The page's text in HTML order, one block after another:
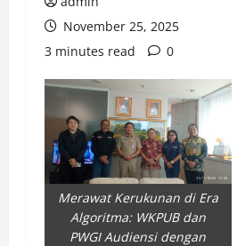
November 25, 2025
3 minutes read
0
Merawat Kerukunan di Era
Algoritma: WKPUB dan
PWGI Audiensi dengan